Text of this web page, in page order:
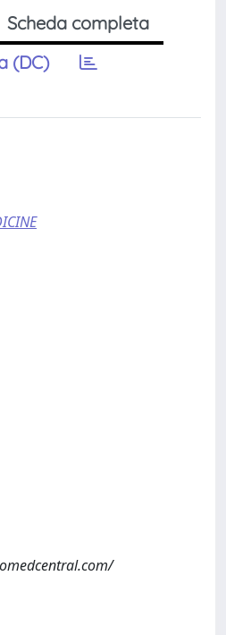
Scheda completa
(DC)